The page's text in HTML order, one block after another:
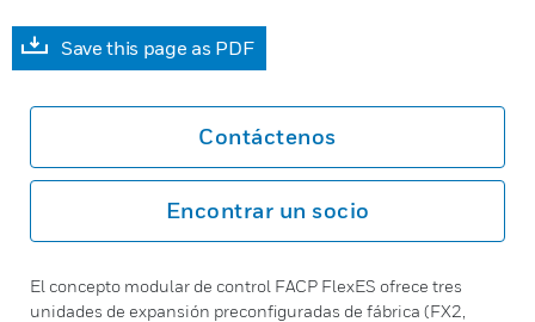
Save this page as PDF
Contáctenos
Encontrar un socio
El concepto modular de control FACP FlexES ofrece tres
unidades de expansión preconfiguradas de fábrica (FX2,